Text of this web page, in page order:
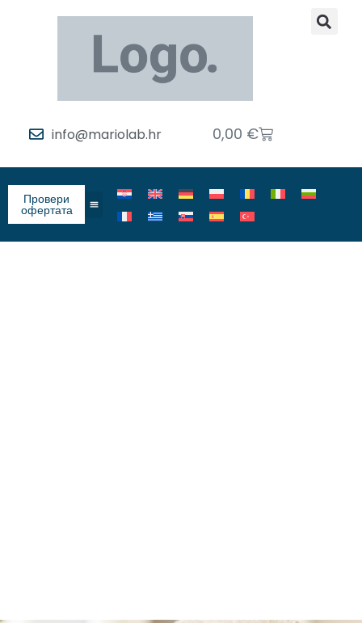
info@mariolab.hr 0,00 €
Провери
офертата